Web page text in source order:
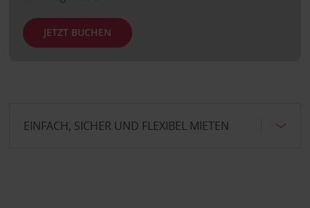
JETZT BUCHEN
EINFACH, SICHER UND FLEXIBEL MIETEN